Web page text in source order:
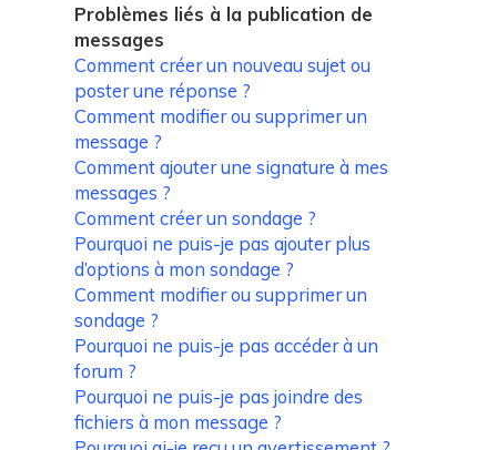
Problèmes liés à la publication de
messages
Comment créer un nouveau sujet ou
poster une réponse ?
Comment modifier ou supprimer un
message ?
Comment ajouter une signature à mes
messages ?
Comment créer un sondage ?
Pourquoi ne puis-je pas ajouter plus
d’options à mon sondage ?
Comment modifier ou supprimer un
sondage ?
Pourquoi ne puis-je pas accéder à un
forum ?
Pourquoi ne puis-je pas joindre des
fichiers à mon message ?